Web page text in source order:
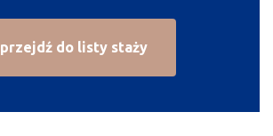
przejdź do listy staży